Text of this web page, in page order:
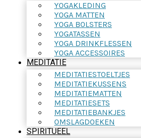
YOGAKLEDING
YOGA MATTEN
YOGA BOLSTERS
YOGATASSEN
YOGA DRINKFLESSEN
YOGA ACCESSOIRES
MEDITATIE
MEDITATIESTOELTJES
MEDITATIEKUSSENS
MEDITATIEMATTEN
MEDITATIESETS
MEDITATIEBANKJES
OMSLAGDOEKEN
SPIRITUEEL